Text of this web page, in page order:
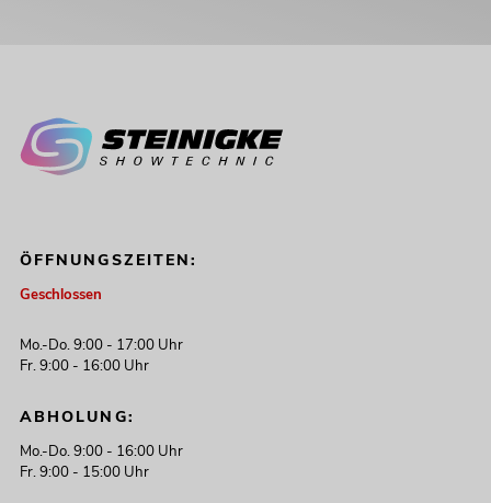
ÖFFNUNGSZEITEN:
Geschlossen
Mo.-Do. 9:00 - 17:00 Uhr
Fr. 9:00 - 16:00 Uhr
ABHOLUNG:
Mo.-Do. 9:00 - 16:00 Uhr
Fr. 9:00 - 15:00 Uhr